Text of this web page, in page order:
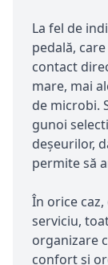
La fel de
pedală,
contact
mare, mai
de microbi.
gunoi
deșeurilor,
permite să
În orice
serviciu,
organizare
confort și